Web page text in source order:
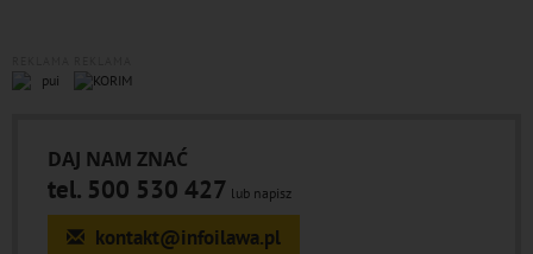
DAJ NAM ZNAĆ
tel. 500 530 427 lub napisz
kontakt@infoilawa.pl